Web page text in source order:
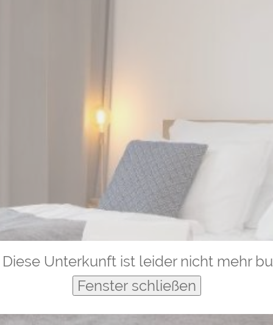
Unterkunft ist leider nicht mehr
Fenster schließen